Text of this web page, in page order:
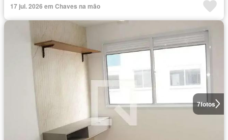
17 jul. 2026 em Chaves na mão
7fotos